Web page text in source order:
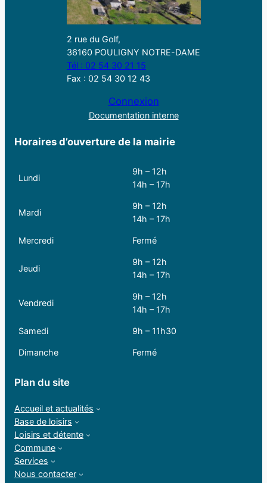
2 rue du Golf,
36160 POULIGNY NOTRE-DAME
Tél : 02 54 30 21 15
Fax : 02 54 30 12 43
Connexion
Documentation interne
Horaires d’ouverture de la mairie
Lundi
9h – 12h
14h – 17h
Mardi
9h – 12h
14h – 17h
Mercredi Fermé
Jeudi
9h – 12h
14h – 17h
Vendredi
9h – 12h
14h – 17h
Samedi 9h – 11h30
Dimanche Fermé
Plan du site
Accueil et actualités
Base de loisirs
Loisirs et détente
Commune
Services
Nous contacter